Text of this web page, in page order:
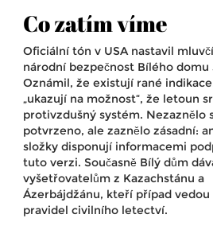
Co zatím víme
Oficiální tón v USA nastavil
národní bezpečnost Bílého domu
Oznámil, že existují rané
„ukazují na možnost“, že letoun
protivzdušný systém. Nezaznělo
potvrzeno, ale zaznělo zásadní:
složky disponují informacemi
tuto verzi. Současně Bílý dům
vyšetřovatelům z Kazachstánu a
Ázerbájdžánu, kteří případ vedou
pravidel civilního letectví.